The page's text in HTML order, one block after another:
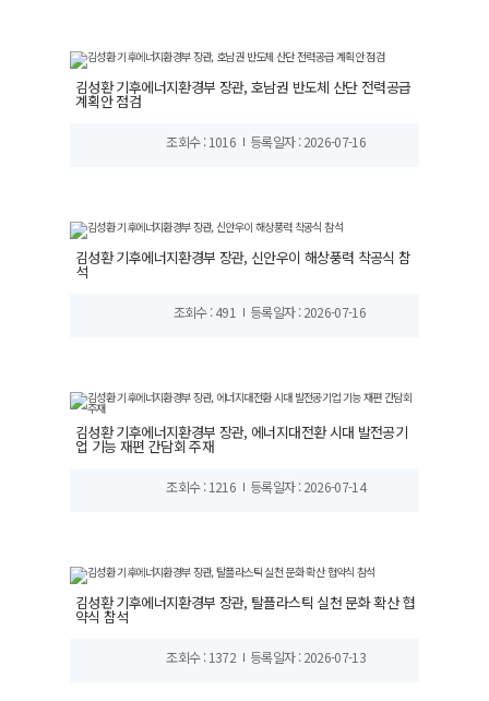
김성환 기후에너지환경부 장관, 호남권 반도체 산단 전력공급
계획안 점검
조회수 : 1016 등록일자 : 2026-07-16
김성환 기후에너지환경부 장관, 신안우이 해상풍력 착공식 참
석
조회수 : 491 등록일자 : 2026-07-16
김성환 기후에너지환경부 장관, 에너지대전환 시대 발전공기
업 기능 재편 간담회 주재
조회수 : 1216 등록일자 : 2026-07-14
김성환 기후에너지환경부 장관, 탈플라스틱 실천 문화 확산 협
약식 참석
조회수 : 1372 등록일자 : 2026-07-13